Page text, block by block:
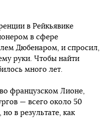
в Рейкьявике
в сфере
Дюбенаром, и спросил,
руки. Чтобы найти
много лет.
французском Лионе,
— всего около 50
в результате, как